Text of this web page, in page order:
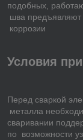
подобных,
шва предъявляют
коррозии
Условия
Перед сваркой
металла
сваривании
по возможности